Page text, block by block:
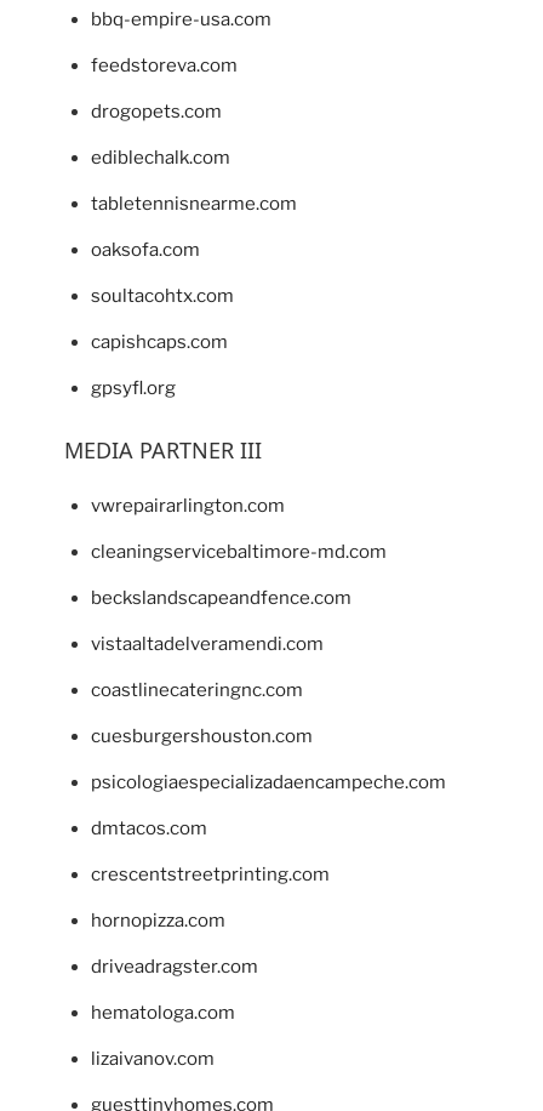
bbq-empire-usa.com
feedstoreva.com
drogopets.com
ediblechalk.com
tabletennisnearme.com
oaksofa.com
soultacohtx.com
capishcaps.com
gpsyfl.org
MEDIA PARTNER III
vwrepairarlington.com
cleaningservicebaltimore-md.com
beckslandscapeandfence.com
vistaaltadelveramendi.com
coastlinecateringnc.com
cuesburgershouston.com
psicologiaespecializadaencampeche.com
dmtacos.com
crescentstreetprinting.com
hornopizza.com
driveadragster.com
hematologa.com
lizaivanov.com
guesttinyhomes.com